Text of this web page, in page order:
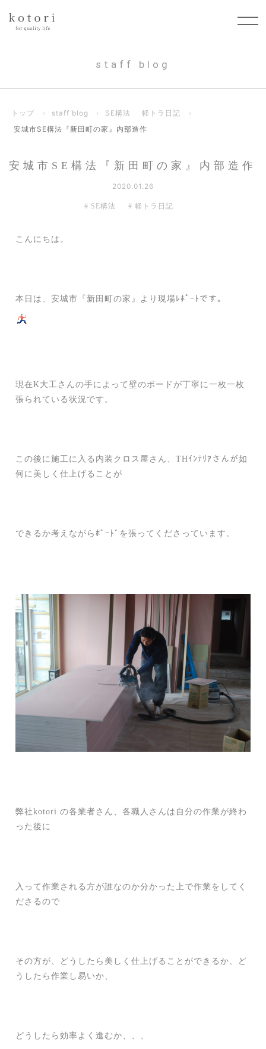
staff blog
トップ › staff blog › SE構法 軽トラ日記
›
安城市SE構法『新田町の家』内部造作
安城市SE構法『新田町の家』内部造作
2020.01.26
SE構法 軽トラ日記
こんにちは。
本日は、安城市『新田町の家』より現場ﾚﾎﾟｰﾄです。
現在K大工さんの手によって壁のボードが丁寧に一枚一枚
張られている状況です。
この後に施工に入る内装クロス屋さん、THｲﾝﾃﾘｱさんが如
何に美しく仕上げることが
できるか考えながらﾎﾞｰﾄﾞを張ってくださっています。
弊社kotori の各業者さん、各職人さんは自分の作業が終わ
った後に
入って作業される方が誰なのか分かった上で作業をしてく
ださるので
その方が、どうしたら美しく仕上げることができるか、ど
うしたら作業し易いか、
どうしたら効率よく進むか、、、